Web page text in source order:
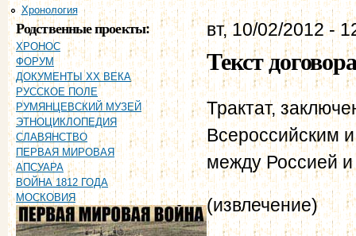
Хронология
Родственные проекты:
ХРОНОС
ФОРУМ
ДОКУМЕНТЫ XX ВЕКА
РУССКОЕ ПОЛЕ
РУМЯНЦЕВСКИЙ МУЗЕЙ
ЭТНОЦИКЛОПЕДИЯ
СЛАВЯНСТВО
ПЕРВАЯ МИРОВАЯ
АПСУАРА
ВОЙНА 1812 ГОДА
МОСКОВИЯ
вт, 10/02/2012 -
Текст
Трактат,
Всероссийским
между Россией
(извлечение)